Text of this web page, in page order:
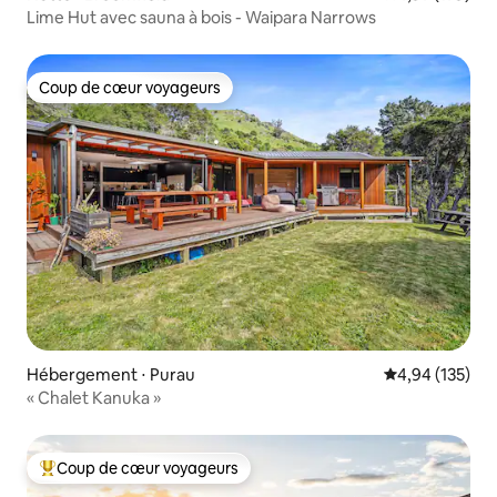
Lime Hut avec sauna à bois - Waipara Narrows
Coup de cœur voyageurs
Coup de cœur voyageurs
Hébergement ⋅ Purau Évaluation
4,94 (135)
« Chalet Kanuka »
Coups de cœur voyageurs les plus appréciés
Coup de cœur voyageurs